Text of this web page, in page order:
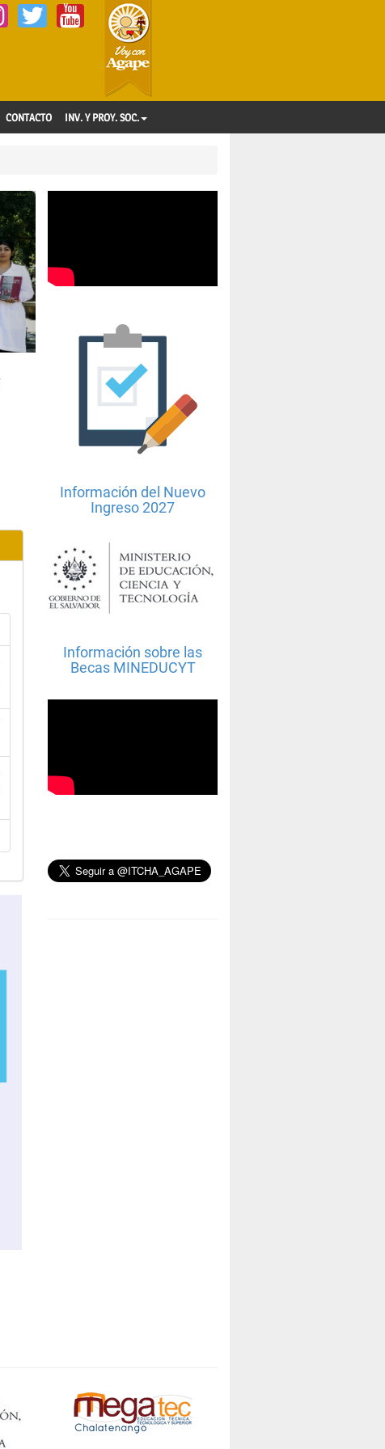
CONTACTO INV. Y PROY. SOC.
Información del Nuevo
Ingreso 2027
Información sobre las
Becas MINEDUCYT